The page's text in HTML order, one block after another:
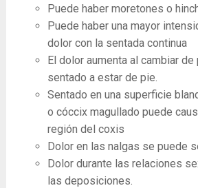
Puede haber moretones o
Puede haber una mayor
dolor con la sentada continua
El dolor aumenta al cambiar
sentado a estar de pie.
Sentado en una superficie
o cóccix magullado puede
región del coxis
Dolor en las nalgas se puede
Dolor durante las relaciones
las deposiciones.